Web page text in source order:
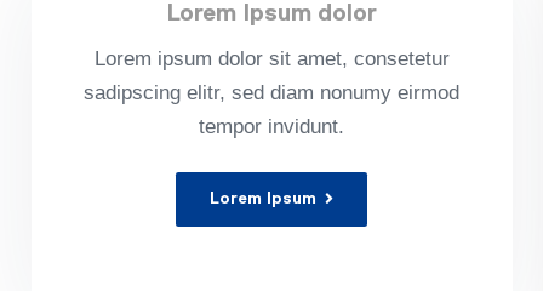
Lorem Ipsum dolor
Lorem ipsum dolor sit amet, con­sete­tur
sadipscing elitr, sed diam nonumy eirmod
tem­por invidunt.
Lorem Ipsum